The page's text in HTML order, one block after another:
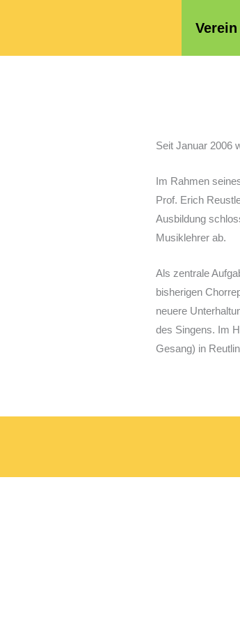
Verein
Seit Januar 2006
Im Rahmen
Prof. Erich
Ausbildung
Musiklehrer ab.
Als zentrale
bisherigen
neuere
des Singens. Im
Gesang) in